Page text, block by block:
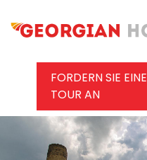
FORDERN SIE EINE
TOUR AN